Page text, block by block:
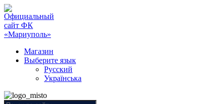
Магазин
Выберите язык
Русский
Українська